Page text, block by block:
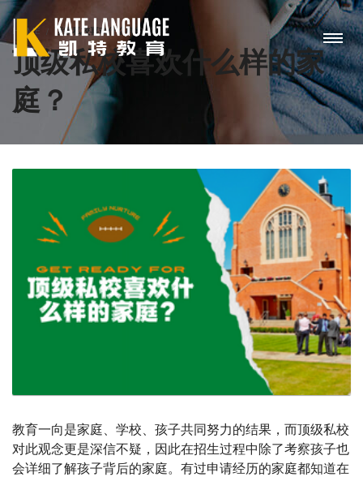
HOME 顶级私校喜欢什么样的家庭？
顶级私校喜欢什么样的家
庭？
教育一向是家庭、学校、孩子共同努力的结果，而顶级私校
对此观念更是深信不疑，因此在招生过程中除了考察孩子也
会详细了解孩子背后的家庭。有过申请经历的家庭都知道在